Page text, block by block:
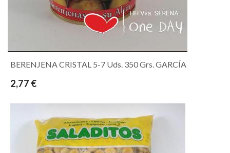
BERENJENA CRISTAL 5-7 Uds. 350 Grs. GARCÍA
2,77 €